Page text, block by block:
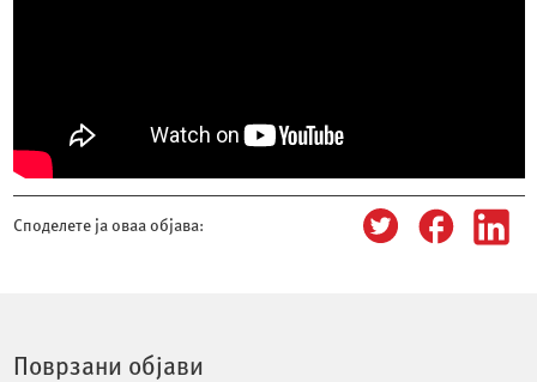
Споделете ја оваа објава:
Поврзани објави